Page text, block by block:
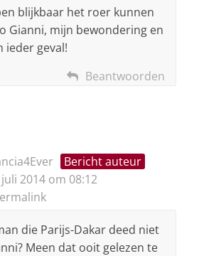
blijkbaar het roer kunnen
Gianni, mijn bewondering en
ieder geval!
Beantwoorden
Bericht auteur
2014 om 08:12
die Parijs-Dakar deed niet
Meen dat ooit gelezen te